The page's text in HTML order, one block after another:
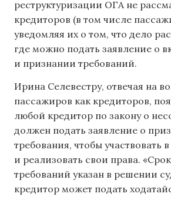
реструктуризации ОГА не
кредиторов (в том числе
уведомляя их о том, что дело
где можно подать заявление о
и признании требований.
Ирина Селевестру, отвечая на
пассажиров как кредиторов,
любой кредитор по закону о
должен подать заявление о
требования, чтобы участвовать
и реализовать свои права.
требований указан в решении
кредитор может подать